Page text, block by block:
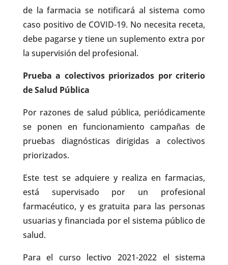
de la farmacia se notificará al sistema como
caso positivo de COVID-19. No necesita receta,
debe pagarse y tiene un suplemento extra por
la supervisión del profesional.
Prueba a colectivos priorizados por criterio
de Salud Pública
Por razones de salud pública, periódicamente
se ponen en funcionamiento campañas de
pruebas diagnósticas dirigidas a colectivos
priorizados.
Este test se adquiere y realiza en farmacias,
está supervisado por un profesional
farmacéutico, y es gratuita para las personas
usuarias y financiada por el sistema público de
salud.
Para el curso lectivo 2021-2022 el sistema